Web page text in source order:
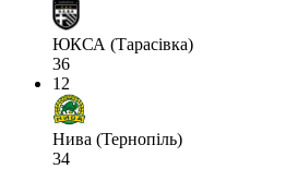
ЮКСА (Тарасівка)
36
12
Нива (Тернопіль)
34